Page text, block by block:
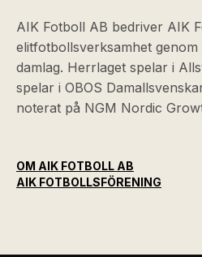
AIK Fotboll AB bedriver AIK
elitfotbollsverksamhet
damlag. Herrlaget spelar i
spelar i OBOS
noterat på NGM Nordic
OM AIK FOTBOLL AB
AIK FOTBOLLSFÖRENING